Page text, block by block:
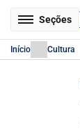
Seções
Início Cultura